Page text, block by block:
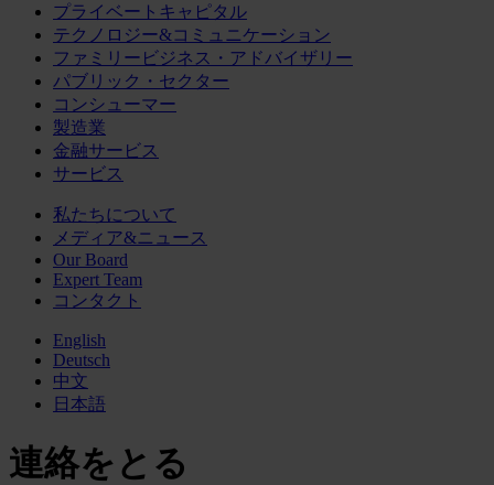
プライベートキャピタル
テクノロジー&コミュニケーション
ファミリービジネス・アドバイザリー
パブリック・セクター
コンシューマー
製造業
金融サービス
サービス
私たちについて
メディア&ニュース
Our Board
Expert Team
コンタクト
English
Deutsch
中文
日本語
連絡をとる